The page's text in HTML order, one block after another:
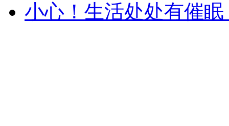
小心！生活处处有催眠